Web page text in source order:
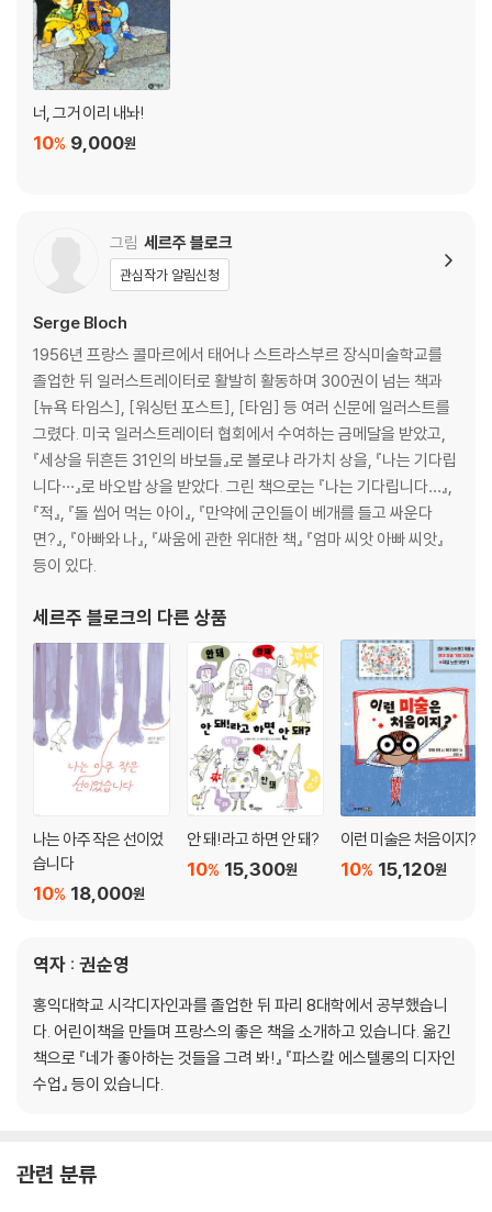
너, 그거 이리 내놔!
9,000원
10%
그림 세르주 블로크
관심작가 알림신청
Serge Bloch
1956년 프랑스 콜마르에서 태어나 스트라스부르 장식미술학교를
졸업한 뒤 일러스트레이터로 활발히 활동하며 300권이 넘는 책과
[뉴욕 타임스], [워싱턴 포스트], [타임] 등 여러 신문에 일러스트를
그렸다. 미국 일러스트레이터 협회에서 수여하는 금메달을 받았고,
『세상을 뒤흔든 31인의 바보들』로 볼로냐 라가치 상을, 『나는 기다립
니다···』로 바오밥 상을 받았다. 그린 책으로는 『나는 기다립니다…』,
『적』, 『돌 씹어 먹는 아이』, 『만약에 군인들이 베개를 들고 싸운다
면?』, 『아빠와 나』, 『싸움에 관한 위대한 책』 『엄마 씨앗 아빠 씨앗』
등이 있다.
세르주 블로크의 다른 상품
나는 아주 작은 선이었
습니다
18,000원
10%
안 돼!라고 하면 안 돼?
15,300원
10%
이런 미술은 처음이지?
15,120원
10%
역자 : 권순영
홍익대학교 시각디자인과를 졸업한 뒤 파리 8대학에서 공부했습니
다. 어린이책을 만들며 프랑스의 좋은 책을 소개하고 있습니다. 옮긴
책으로 『네가 좋아하는 것들을 그려 봐!』 『파스칼 에스텔롱의 디자인
수업』 등이 있습니다.
관련 분류